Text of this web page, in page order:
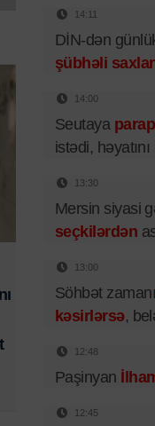
14:11
DİN-dən
şübhəli
14:00
Seutaya
istədi, həyatını
13:30
Mersin siyasi
seçkilərdən
13:00
Söhbət zamanı
kəsirlərsə,
12:48
Paşinyan
12:45